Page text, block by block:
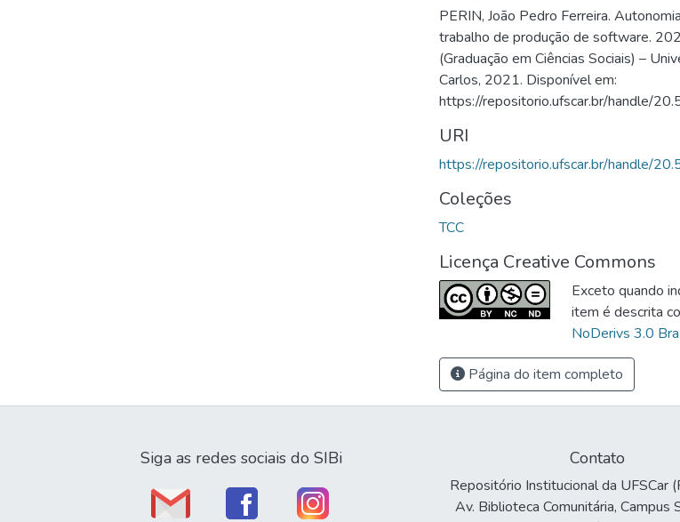
PERIN, João Pedro Ferreira.
trabalho de produção de software.
(Graduação em Ciências Sociais) –
Carlos, 2021. Disponível em:
https://repositorio.ufscar.br/handle/
URI
https://repositorio.ufscar.br/handle/
Coleções
TCC
Licença Creative Commons
Exceto quando
item é descrita
NoDerivs 3.0
Página do item completo
Siga as redes sociais do SIBi Contato
Repositório Institucional da UFSCar
Av. Biblioteca Comunitária, Campus